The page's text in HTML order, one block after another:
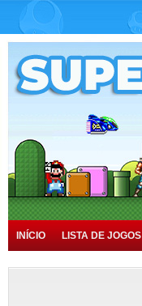
INÍCIO LISTA DE JOGOS
TUTORIAIS HISTÓRIA